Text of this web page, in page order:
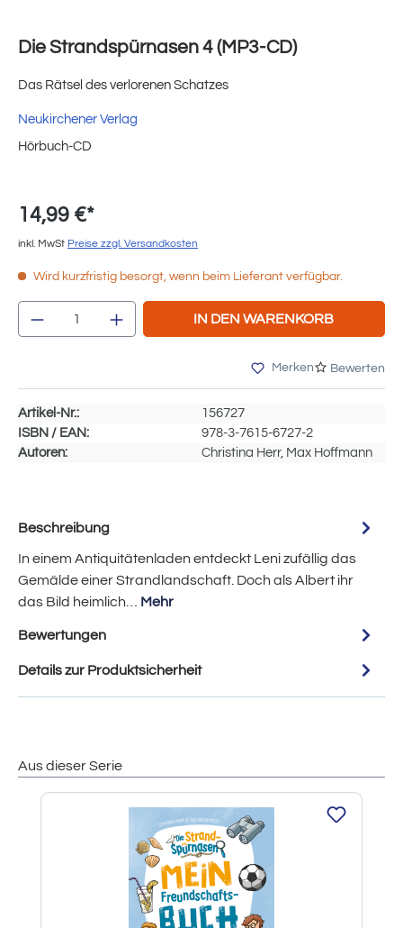
Die Strandspürnasen 4 (MP3-CD)
Das Rätsel des verlorenen Schatzes
Neukirchener Verlag
Hörbuch-CD
14,99 €*
inkl. MwSt Preise zzgl. Versandkosten
Wird kurzfristig besorgt, wenn beim Lieferant verfügbar.
Produkt Anzahl: Gib den gewünschten
IN DEN WARENKORB
Merken Bewerten
Artikel-Nr.:
156727
ISBN / EAN:
978-3-7615-6727-2
Autoren:
Christina Herr, Max Hoffmann
Beschreibung
In einem Antiquitätenladen entdeckt Leni zufällig das
Gemälde einer Strandlandschaft. Doch als Albert ihr
das Bild heimlich… Mehr
Bewertungen
Details zur Produktsicherheit
Aus dieser Serie
Produktgalerie überspringen